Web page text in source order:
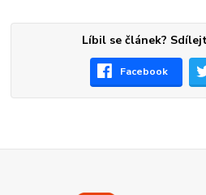
Líbil se článek?
Facebook